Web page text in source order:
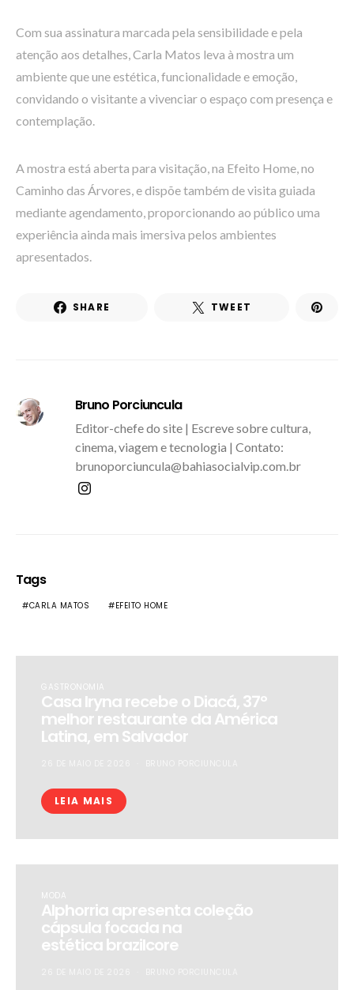
Com sua assinatura marcada pela sensibilidade e pela
atenção aos detalhes, Carla Matos leva à mostra um
ambiente que une estética, funcionalidade e emoção,
convidando o visitante a vivenciar o espaço com presença e
contemplação.
A mostra está aberta para visitação, na Efeito Home, no
Caminho das Árvores, e dispõe também de visita guiada
mediante agendamento, proporcionando ao público uma
experiência ainda mais imersiva pelos ambientes
apresentados.
SHARE TWEET
Bruno Porciuncula
Editor-chefe do site | Escreve sobre cultura,
cinema, viagem e tecnologia | Contato:
brunoporciuncula@bahiasocialvip.com.br
Tags
CARLA MATOS EFEITO HOME
GASTRONOMIA
​Casa Iryna recebe o Diacá, 37º
melhor restaurante da América
Latina, em Salvador
LEIA MAIS
MODA
Alphorria apresenta coleção
cápsula focada na
estética brazilcore